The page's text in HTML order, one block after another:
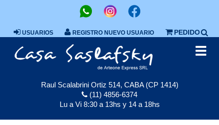
USUARIOS REGISTRO NUEVO USUARIO PEDIDO
Raul Scalabrini Ortiz 514, CABA (CP 1414)
(11) 4856-6374
Lu a Vi 8:30 a 13hs y 14 a 18hs